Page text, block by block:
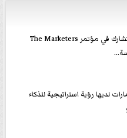
د. داليا أبو المجد تشارك في مؤتمر The Marketers
لديها رؤية استراتيجية للذكاء